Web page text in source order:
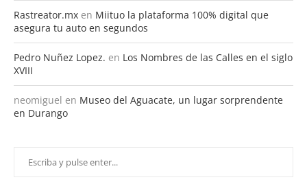
Rastreator.mx en Miituo la plataforma 100% digital que
asegura tu auto en segundos
Pedro Nuñez Lopez. en Los Nombres de las Calles en el siglo
XVIII
neomiguel en Museo del Aguacate, un lugar sorprendente
en Durango